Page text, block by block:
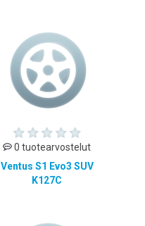
0 tuotearvostelut
Ventus S1 Evo3 SUV
K127C